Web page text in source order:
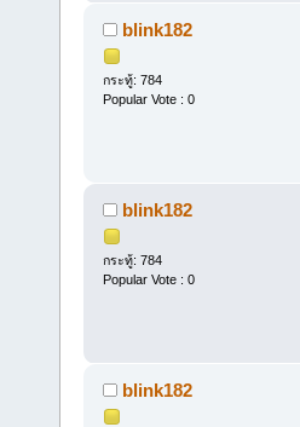
blink182
กระทู้: 784
Popular Vote : 0
blink182
กระทู้: 784
Popular Vote : 0
blink182